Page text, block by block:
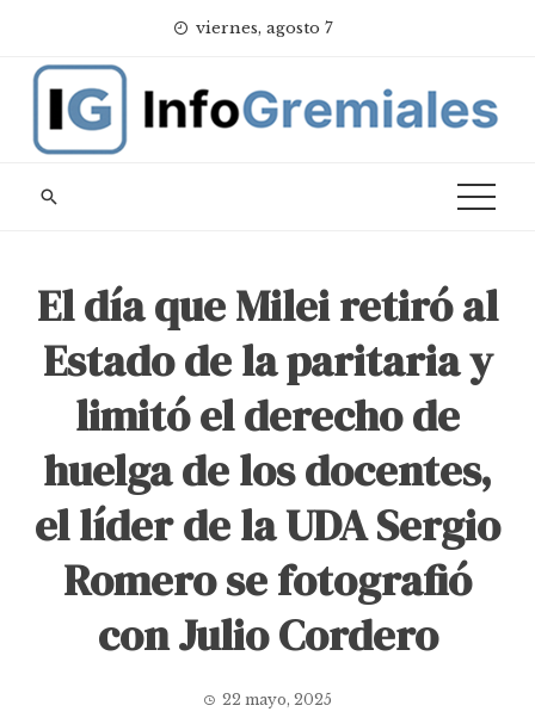
content
viernes, agosto 7
El día que Milei retiró al
Estado de la paritaria y
limitó el derecho de
huelga de los docentes,
el líder de la UDA Sergio
Romero se fotografió
con Julio Cordero
22 mayo, 2025